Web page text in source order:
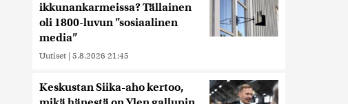
ikkunankarmeissa? Tällainen
oli 1800-luvun ”sosiaalinen
media”
Uutiset | 5.8.2026 21:45
Keskustan Siika-aho kertoo,